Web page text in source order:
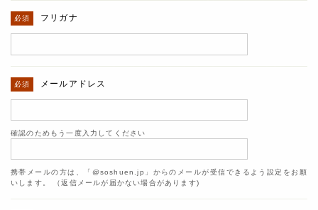
フリガナ
メールアドレス
確認のためもう一度入力してください
携帯メールの方は、「@soshuen.jp」からのメールが受信できるよう設定をお願
いします。 （返信メールが届かない場合があります)